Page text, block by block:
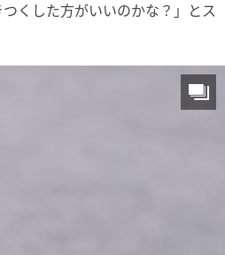
くした方がいいのかな？」とス